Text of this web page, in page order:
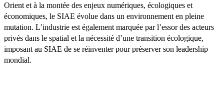
Orient et à la montée des enjeux numériques, écologiques et
économiques, le SIAE évolue dans un environnement en pleine
mutation. L’industrie est également marquée par l’essor des acteurs
privés dans le spatial et la nécessité d’une transition écologique,
imposant au SIAE de se réinventer pour préserver son leadership
mondial.